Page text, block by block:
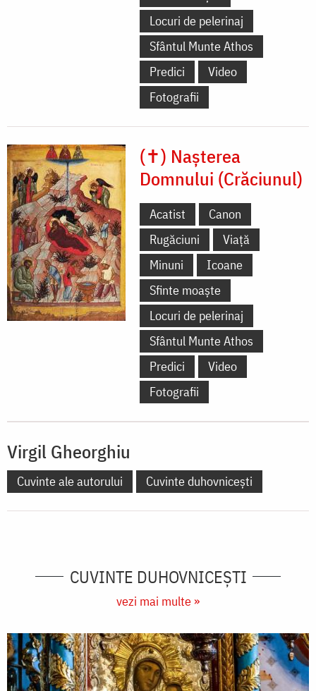
Locuri de pelerinaj
Sfântul Munte Athos
Predici
Video
Fotografii
(✝) Nașterea
Domnului (Crăciunul)
Acatist
Canon
Rugăciuni
Viață
Minuni
Icoane
Sfinte moaște
Locuri de pelerinaj
Sfântul Munte Athos
Predici
Video
Fotografii
Virgil Gheorghiu
Cuvinte ale autorului Cuvinte duhovnicești
CUVINTE DUHOVNICEȘTI
vezi mai multe »